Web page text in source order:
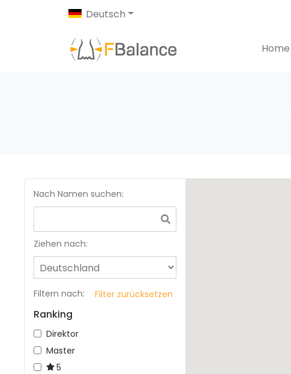
Deutsch
Home
Nach Namen suchen:
Ziehen nach:
Filtern nach: Filter zurücksetzen
Ranking
Direktor
Master
5